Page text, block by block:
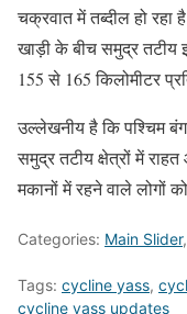
चक्रवात में तब्दील हो रहा
खाड़ी के बीच समुद्र तटीय
155 से 165 किलोमीटर
उल्लेखनीय है कि पश्चिम
समुद्र तटीय क्षेत्रों में
मकानों में रहने वाले लोगों
Categories: Main Slider,
Tags: cycline yass,
cycline yass updates